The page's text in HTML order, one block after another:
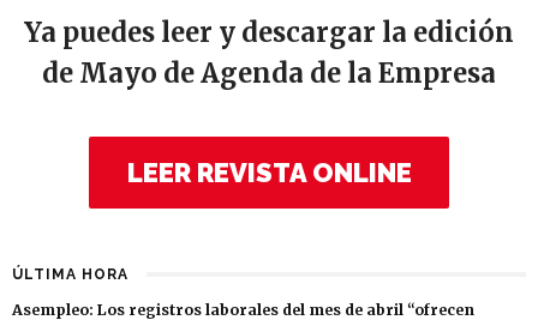
Ya puedes leer y descargar la edición
de Mayo de Agenda de la Empresa
LEER REVISTA ONLINE
ÚLTIMA HORA
Asempleo: Los registros laborales del mes de abril “ofrecen